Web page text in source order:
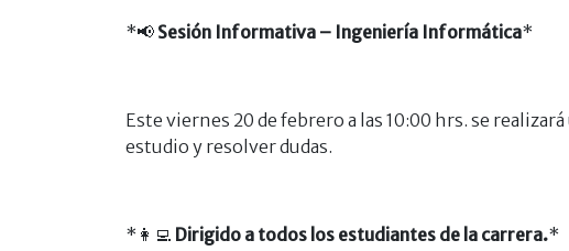
*📢 Sesión Informativa – Ingeniería Informática*
Este viernes 20 de febrero a las 10:00 hrs. se
estudio y resolver dudas.
* 👩‍💻 Dirigido a todos los estudiantes de la carrera.*